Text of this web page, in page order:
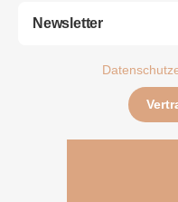
Newsletter